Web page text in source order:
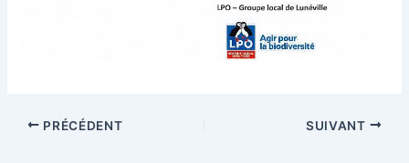
PRÉCÉDENT SUIVANT